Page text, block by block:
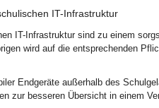
IT-Infrastruktur
IT-Infrastruktur sind zu einem
wird auf die entsprechenden
Endgeräte außerhalb des
zur besseren Übersicht in einem